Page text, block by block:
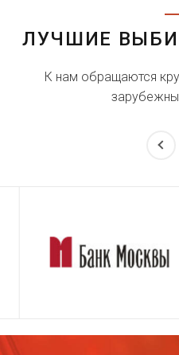
ЛУЧШИЕ
К нам обращаются